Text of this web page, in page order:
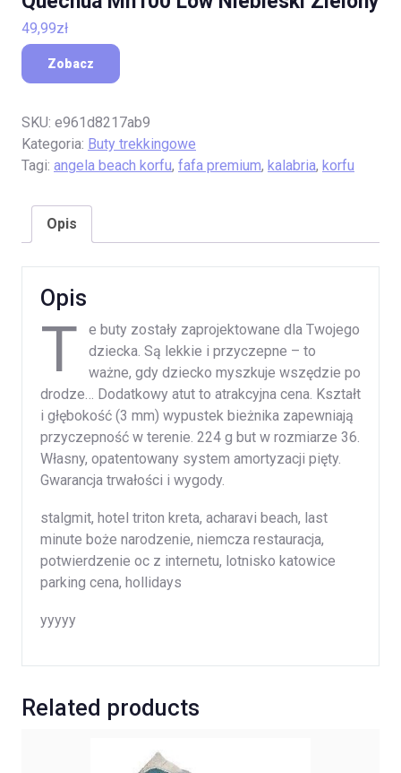
49,99zł
Zobacz
SKU: e961d8217ab9
Kategoria: Buty trekkingowe
Tagi: angela beach korfu, fafa premium, kalabria, korfu
Opis
Opis
T
e buty zostały zaprojektowane dla Twojego
dziecka. Są lekkie i przyczepne – to
ważne, gdy dziecko myszkuje wszędzie po
drodze… Dodatkowy atut to atrakcyjna cena. Kształt
i głębokość (3 mm) wypustek bieżnika zapewniają
przyczepność w terenie. 224 g but w rozmiarze 36.
Własny, opatentowany system amortyzacji pięty.
Gwarancja trwałości i wygody.
stalgmit, hotel triton kreta, acharavi beach, last
minute boże narodzenie, niemcza restauracja,
potwierdzenie oc z internetu, lotnisko katowice
parking cena, hollidays
yyyyy
Related products